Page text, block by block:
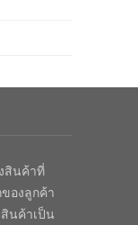
สินค้าที่
องลูกค้า
นค้าเป็น